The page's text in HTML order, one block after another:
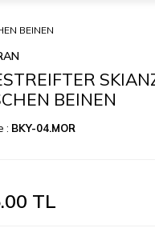
BEINEN
BEINEN
: BKY-04.MOR
TL